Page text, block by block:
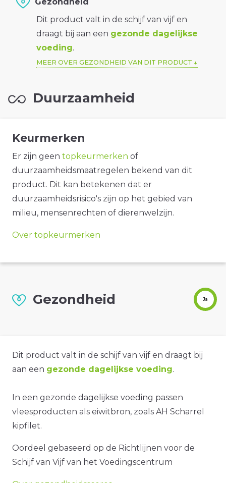
Gezondheid
Dit product valt in de schijf van vijf en
draagt bij aan een gezonde dagelijkse
voeding.
MEER OVER GEZONDHEID VAN DIT PRODUCT
Duurzaamheid
Keurmerken
Er zijn geen topkeurmerken of
duurzaamheidsmaatregelen bekend van dit
product. Dit kan betekenen dat er
duurzaamheidsrisico's zijn op het gebied van
milieu, mensenrechten of dierenwelzijn.
Over topkeurmerken
Gezondheid Ja
Dit product valt in de schijf van vijf en draagt bij
aan een gezonde dagelijkse voeding.
In een gezonde dagelijkse voeding passen
vleesproducten als eiwitbron, zoals AH Scharrel
kipfilet.
Oordeel gebaseerd op de Richtlijnen voor de
Schijf van Vijf van het Voedingscentrum